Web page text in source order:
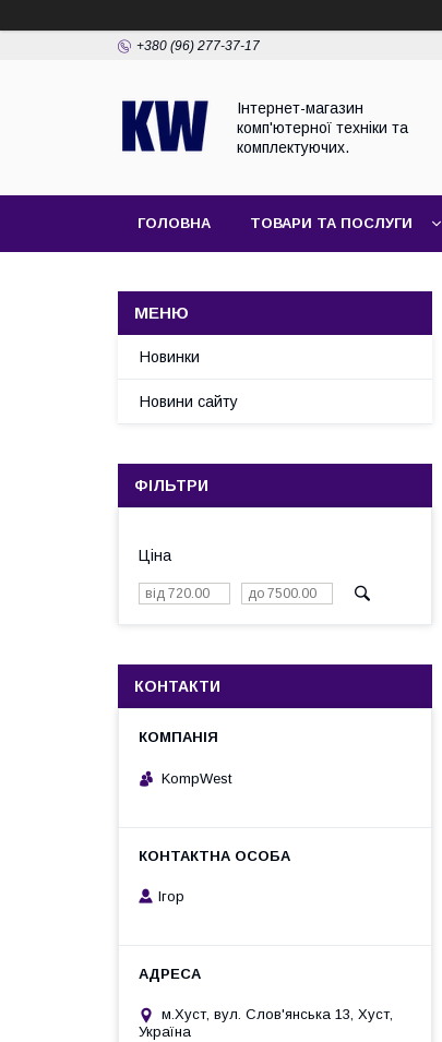
+380 (96) 277-37-17
Інтернет-магазин
комп'ютерної техніки та
комплектуючих.
ГОЛОВНА ТОВАРИ ТА ПОСЛУГИ
Новинки
Новини сайту
ФІЛЬТРИ
Ціна
КОНТАКТИ
KompWest
Ігор
м.Хуст, вул. Слов'янська 13, Хуст,
Україна